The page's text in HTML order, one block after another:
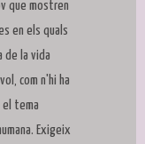
que mostren
en els quals
de la vida
com n'hi ha
el tema
Exigeix